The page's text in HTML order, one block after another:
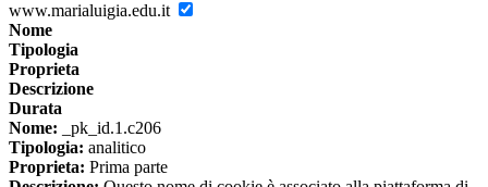
www.marialuigia.edu.it
Nome
Tipologia
Proprieta
Descrizione
Durata
Nome: _pk_id.1.c206
Tipologia: analitico
Proprieta: Prima parte